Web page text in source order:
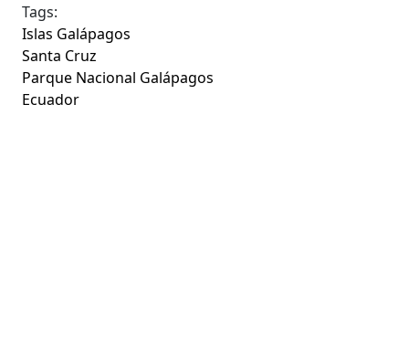
Tags:
Islas Galápagos
Santa Cruz
Parque Nacional Galápagos
Ecuador